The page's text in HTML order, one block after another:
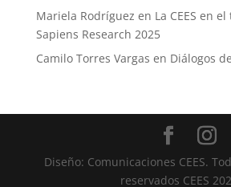
Mariela Rodríguez en La CEES en
Sapiens Research 2025
Camilo Torres Vargas en Diálogos
Diseño: Comunicaciones CEES.
reservados CEES